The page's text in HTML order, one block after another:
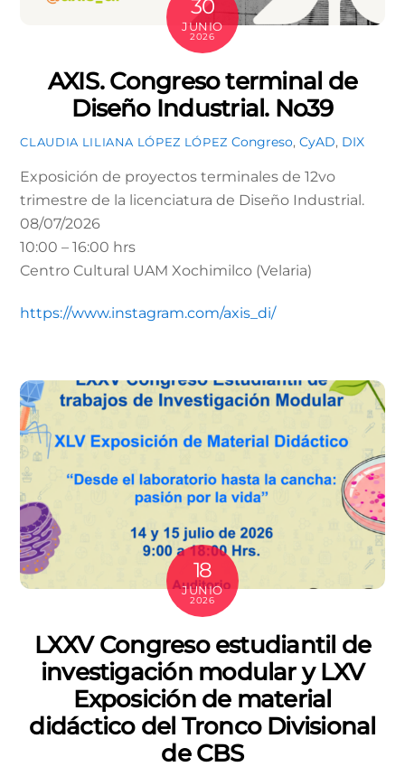
30
JUNIO
2026
AXIS. Congreso terminal de
Diseño Industrial. No39
CLAUDIA LILIANA LÓPEZ LÓPEZ Congreso, CyAD, DIX
Exposición de proyectos terminales de 12vo
trimestre de la licenciatura de Diseño Industrial.
08/07/2026
10:00 – 16:00 hrs
Centro Cultural UAM Xochimilco (Velaria)
https://www.instagram.com/axis_di/
18
JUNIO
2026
LXXV Congreso estudiantil de
investigación modular y LXV
Exposición de material
didáctico del Tronco Divisional
de CBS